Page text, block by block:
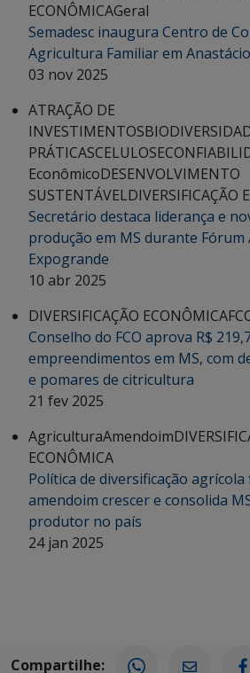
ECONÔMICAGeral
Semadesc inaugura Centro de
Agricultura Familiar em Anastácio
03 nov 2025
ATRAÇÃO DE
INVESTIMENTOS
PRÁTICASCELULOSE
EconômicoDESENVOLVIMENTO
SUSTENTÁVELDIVERSIFICAÇÃO
Secretário destaca liderança e
produção em MS durante Fórum
Expogrande
10 abr 2025
DIVERSIFICAÇÃO ECONÔMICA
Conselho do FCO aprova R$
empreendimentos em MS, com
e pomares de citricultura
21 fev 2025
AgriculturaAmendoim
ECONÔMICA
Política de diversificação
amendoim crescer e consolida
produtor no país
24 jan 2025
Compartilhe: